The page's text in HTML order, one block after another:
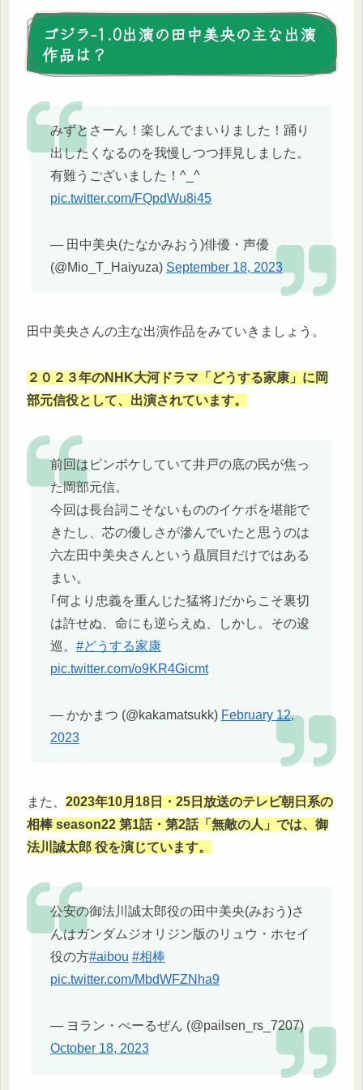
ゴジラ-1.0出演の田中美央の主な出演
作品は？
みずとさーん！楽しんでまいりました！踊り
出したくなるのを我慢しつつ拝見しました。
有難うございました！^_^
pic.twitter.com/FQpdWu8i45
— 田中美央(たなかみおう)俳優・声優
(@Mio_T_Haiyuza) September 18, 2023
田中美央さんの主な出演作品をみていきましょう。
２０２３年のNHK大河ドラマ「どうする家康」に岡
部元信役として、出演されています。
前回はピンボケしていて井戸の底の民が焦っ
た岡部元信。
今回は長台詞こそないもののイケボを堪能で
きたし、芯の優しさが滲んでいたと思うのは
六左田中美央さんという贔屓目だけではある
まい。
｢何より忠義を重んじた猛将｣だからこそ裏切
は許せぬ、命にも逆らえぬ、しかし。その逡
巡。 #どうする家康
pic.twitter.com/o9KR4Gicmt
— かかまつ (@kakamatsukk) February 12,
2023
また、 2023年10月18日・25日放送のテレビ朝日系の
相棒 season22 第1話・第2話「無敵の人」では、御
法川誠太郎 役を演じています。
公安の御法川誠太郎役の田中美央(みおう)さ
んはガンダムジオリジン版のリュウ・ホセイ
役の方#aibou #相棒
pic.twitter.com/MbdWFZNha9
— ヨラン・ぺーるぜん (@pailsen_rs_7207)
October 18, 2023